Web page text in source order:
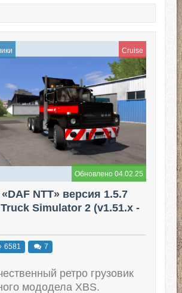
Cruise
Обновлено 04.02.25
NTT» версия 1.5.7
Simulator 2 (v1.51.x -
6581 7
ретро грузовик
мододела XBS.